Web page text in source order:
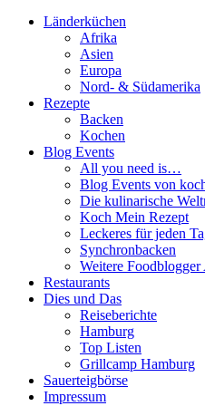
Länderküchen
Afrika
Asien
Europa
Nord- & Südamerika
Rezepte
Backen
Kochen
Blog Events
All you need is…
Blog Events von
Die kulinarische
Koch Mein Rezept
Leckeres für jeden
Synchronbacken
Weitere
Restaurants
Dies und Das
Reiseberichte
Hamburg
Top Listen
Grillcamp Hamburg
Sauerteigbörse
Impressum